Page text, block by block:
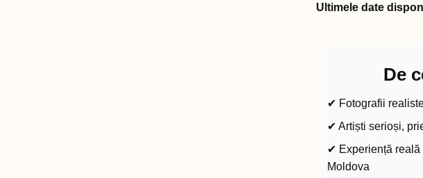
Ultimele date
De
✔ Fotografii
✔ Artiști serioși,
✔ Experiență reală
Moldova